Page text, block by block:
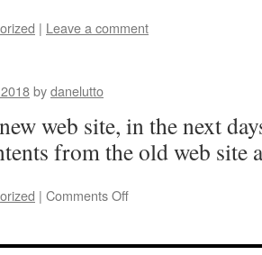
| Leave a comment
bydanelutto
web site, in the next
from the old web site
| Comments Off